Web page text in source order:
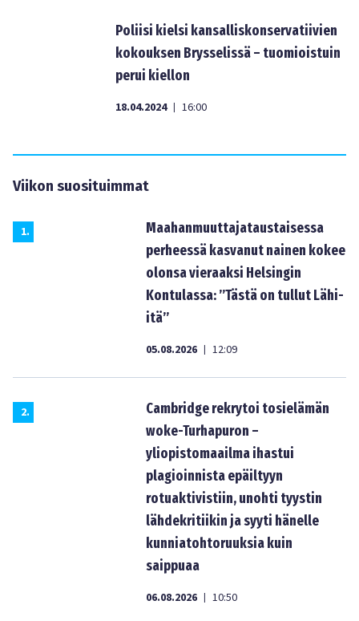
Poliisi kielsi kansalliskonservatiivien
kokouksen Brysselissä – tuomioistuin
perui kiellon
18.04.2024 | 16:00
Viikon suosituimmat
1.
Maahanmuuttajataustaisessa
perheessä kasvanut nainen kokee
olonsa vieraaksi Helsingin
Kontulassa: ”Tästä on tullut Lähi-
itä”
05.08.2026 | 12:09
2.
Cambridge rekrytoi tosielämän
woke-Turhapuron –
yliopistomaailma ihastui
plagioinnista epäiltyyn
rotuaktivistiin, unohti tyystin
lähdekritiikin ja syyti hänelle
kunniatohtoruuksia kuin
saippuaa
06.08.2026 | 10:50